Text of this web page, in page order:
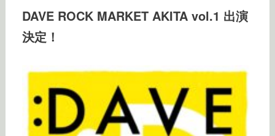
DAVE ROCK MARKET AKITA vol.1 出演
決定！